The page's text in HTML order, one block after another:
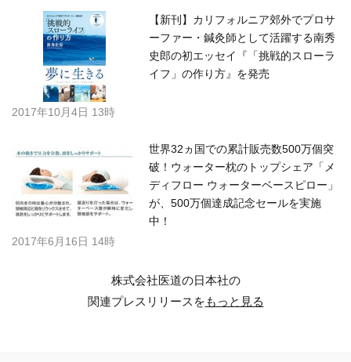
【新刊】カリフォルニア郊外でプロサ
ーファー・鍼灸師として活躍する南秀
史郎の初エッセイ『「挑戦的スローラ
イフ」の作り方』を発売
2017年10月4日 13時
世界32ヵ国での累計販売数500万個突
破！ウォーター枕のトップシェア「メ
ディフロー ウォーターベースピロー」
が、500万個達成記念セールを実施
中！
2017年6月16日 14時
株式会社医道の日本社の
関連プレスリリースをもっと見る